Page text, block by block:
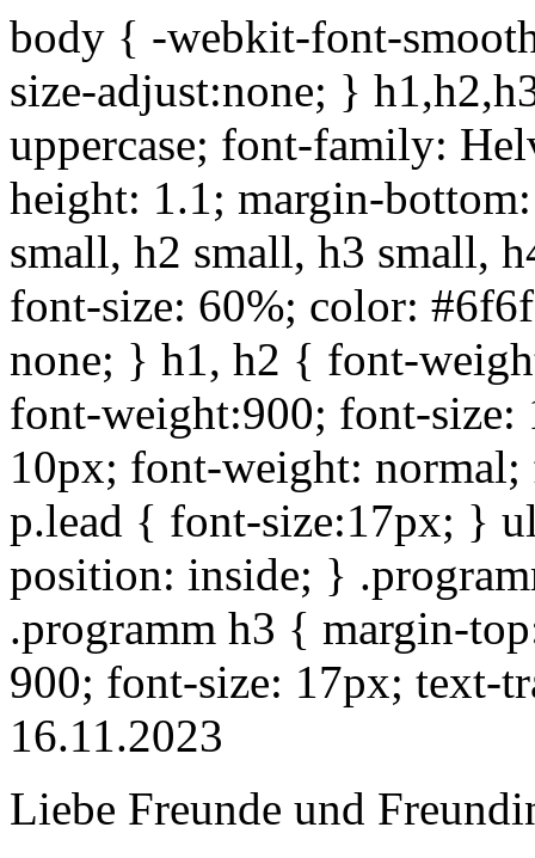
body { -webkit-font-
size-adjust:none; }
uppercase; font-family:
height: 1.1; margin-
small, h2 small, h3 small,
font-size: 60%; color:
none; } h1, h2 { font-
font-weight:900; font-
10px; font-weight:
p.lead { font-size:17px; }
position: inside; }
.programm h3 { margin-
900; font-size: 17px; text-
16.11.2023
Liebe Freunde und